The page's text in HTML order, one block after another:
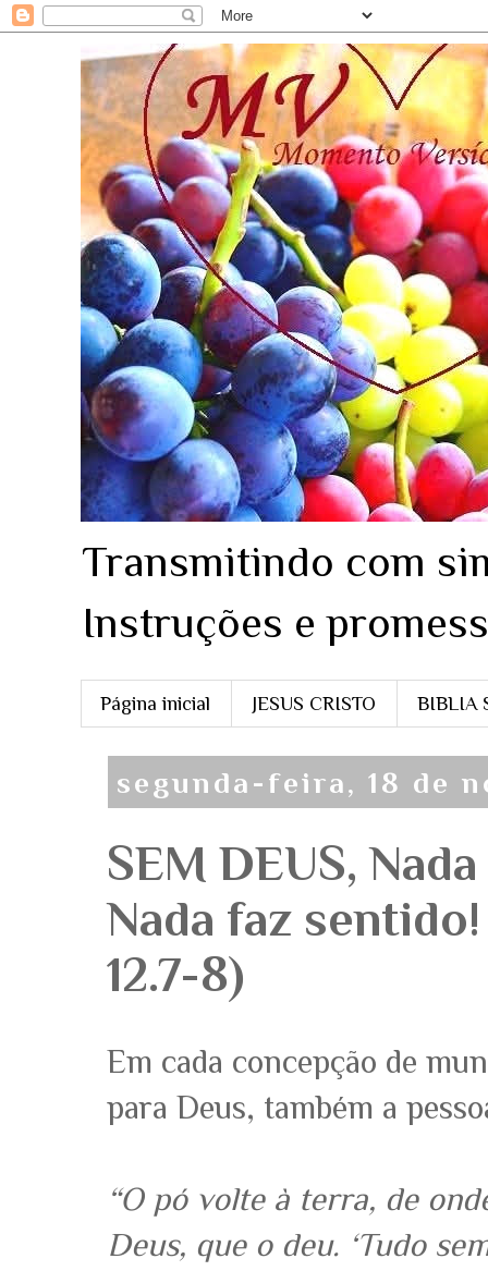
Transmitindo com
Instruções e
Página inicial JESUS CRISTO BIBLIA
segunda-feira, 18 de
SEM DEUS,
Nada faz
12.7-8)
Em cada concepção de
para Deus, também a
“O pó volte à terra, de
Deus, que o deu. ‘Tudo